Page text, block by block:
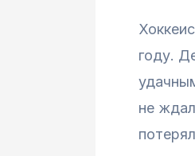
году.
не